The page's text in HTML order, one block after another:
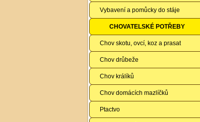
Vybavení a pomůcky do stáje
CHOVATELSKÉ POTŘEBY
Chov skotu, ovcí, koz a prasat
Chov drůbeže
Chov králíků
Chov domácích mazlíčků
Ptactvo